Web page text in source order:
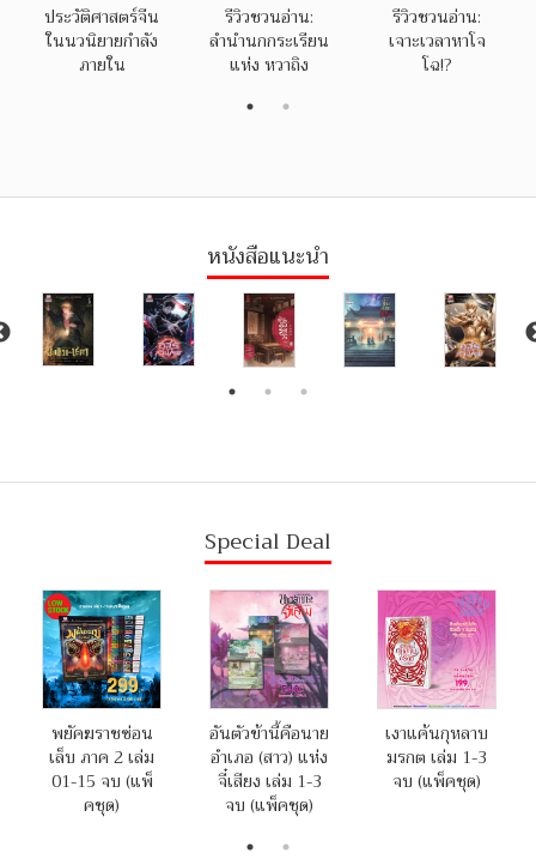
ประวัติศาสตร์จีน
ในนวนิยายกำลัง
ภายใน
รีวิวชวนอ่าน:
ลำนำนกกระเรียน
แห่ง หวาถิง
รีวิวชวนอ่าน:
เจาะเวลาหาโจ
โฉ!?
หนังสือแนะนำ
Special Deal
พยัคฆราชซ่อน
เล็บ ภาค 2 เล่ม
01-15 จบ (แพ็
คชุด)
อันตัวข้านี้คือนาย
อำเภอ (สาว) แห่ง
จี๋เสียง เล่ม 1-3
จบ (แพ็คชุด)
เงาแค้นกุหลาบ
มรกต เล่ม 1-3
จบ (แพ็คชุด)